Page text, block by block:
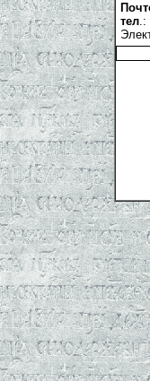
тел.: